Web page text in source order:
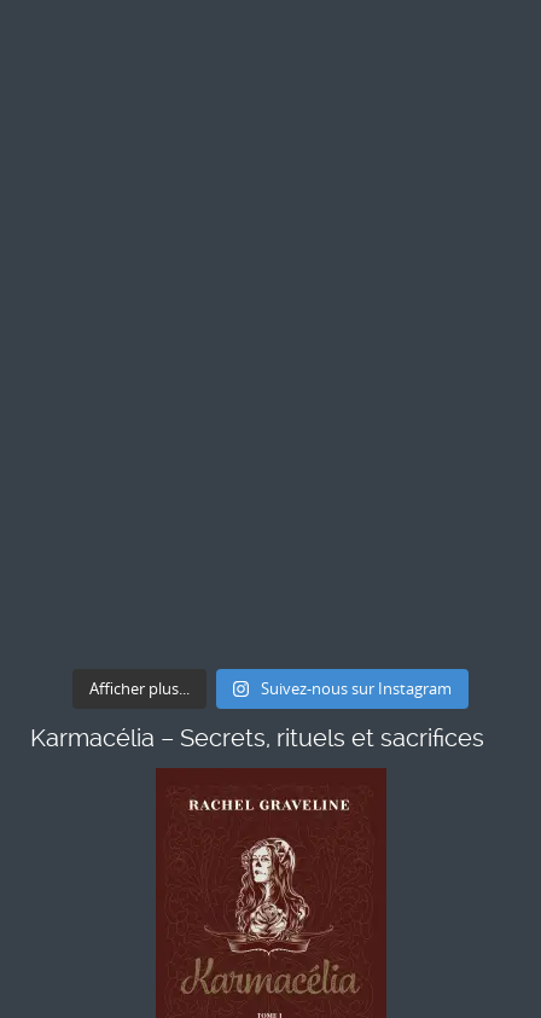
Afficher plus... Suivez-nous sur Instagram
Karmacélia – Secrets, rituels et sacrifices